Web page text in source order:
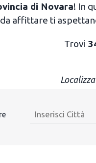
di Novara! In
affittare ti
Trovi